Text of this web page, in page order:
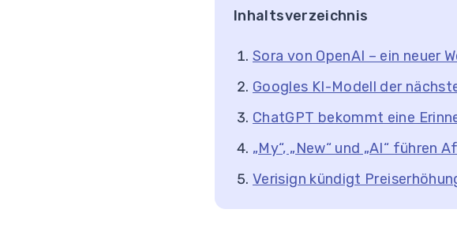
Inhaltsverzeichnis
Sora von OpenAI – ein neuer
Googles KI-Modell der
ChatGPT bekommt eine
„My“, „New“ und „AI“
Verisign kündigt